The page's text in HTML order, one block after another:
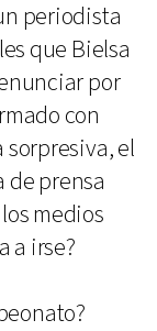
periodista
que Bielsa
por
con
sorpresiva, el
de prensa
medios
a irse?